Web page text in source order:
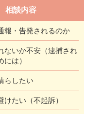
相談内容
報・告発されるのか
ないか不安（逮捕され
には）
らしたい
けたい（不起訴）